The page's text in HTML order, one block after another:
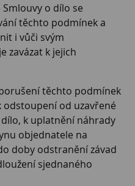
o dílo se
těchto podmínek a
i vůči svým
zavázat k jejich
těchto podmínek
odstoupení od uzavřené
k uplatnění náhrady
objednatele na
doby odstranění závad
sjednaného